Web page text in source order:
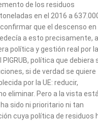
de los residuos
en el 2016 a
que el descenso en
a esto precisamente,
política y gestión real por la
política que debiera
si de verdad se quiere
por la UE: reducir,
eliminar. Pero a la vista
sido ni prioritario ni tan
cuya política de residuos